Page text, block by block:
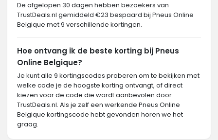
De afgelopen 30 dagen hebben bezoekers van
TrustDeals.nl gemiddeld €23 bespaard bij Pneus Online
Belgique met 9 verschillende kortingen.
Hoe ontvang ik de beste korting bij Pneus
Online Belgique?
Je kunt alle 9 kortingscodes proberen om te bekijken met
welke code je de hoogste korting ontvangt, of direct
kiezen voor de code die wordt aanbevolen door
TrustDeals.nl. Als je zelf een werkende Pneus Online
Belgique kortingscode hebt gevonden horen we het
graag.